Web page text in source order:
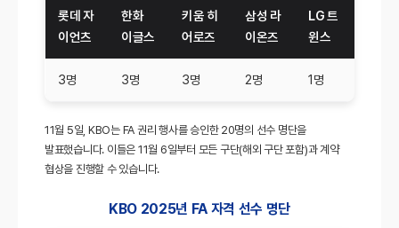
롯데 자
이언츠
한화
이글스
키움 히
어로즈
삼성 라
이온즈
LG 트
윈스
3명 3명 3명 2명 1명
11월 5일, KBO는 FA 권리 행사를 승인한 20명의 선수 명단을
발표했습니다. 이들은 11월 6일부터 모든 구단(해외 구단 포함)과 계약
협상을 진행할 수 있습니다.
KBO 2025년 FA 자격 선수 명단